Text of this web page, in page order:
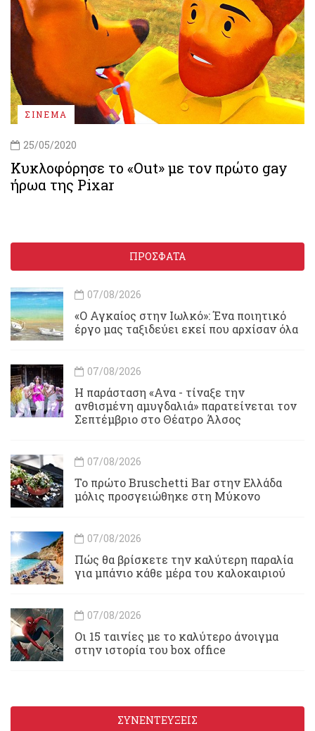
ΣΙΝΕΜΑ
25/05/2020
Κυκλοφόρησε το «Out» με τον πρώτο gay
ήρωα της Pixar
ΠΡΟΣΦΑΤΑ
07/08/2026
«Ο Αγκαίος στην Ιωλκό»: Ένα ποιητικό
έργο μας ταξιδεύει εκεί που αρχίσαν όλα
07/08/2026
Η παράσταση «Ανα - τίναξε την
ανθισμένη αμυγδαλιά» παρατείνεται τον
Σεπτέμβριο στο Θέατρο Άλσος
07/08/2026
Το πρώτο Bruschetti Bar στην Ελλάδα
μόλις προσγειώθηκε στη Μύκονο
07/08/2026
Πώς θα βρίσκετε την καλύτερη παραλία
για μπάνιο κάθε μέρα του καλοκαιριού
07/08/2026
Οι 15 ταινίες με το καλύτερο άνοιγμα
στην ιστορία του box office
ΣΥΝΕΝΤΕΥΞΕΙΣ